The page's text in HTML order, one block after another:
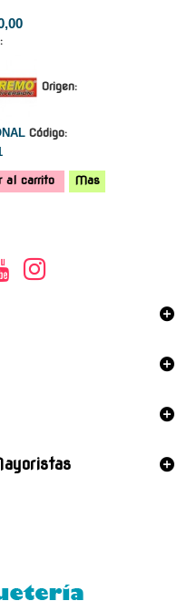
Origen:
Código:
al carrito Mas